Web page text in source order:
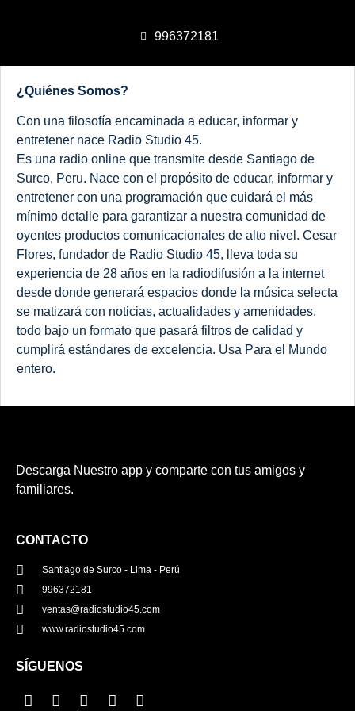
996372181
¿Quiénes Somos?
Con una filosofía encaminada a educar, informar y
entretener nace Radio Studio 45.
Es una radio online que transmite desde Santiago de
Surco, Peru. Nace con el propósito de educar, informar y
entretener con una programación que cuidará el más
mínimo detalle para garantizar a nuestra comunidad de
oyentes productos comunicacionales de alto nivel. Cesar
Flores, fundador de Radio Studio 45, lleva toda su
experiencia de 28 años en la radiodifusión a la internet
desde donde generará espacios donde la música selecta
se matizará con noticias, actualidades y amenidades,
todo bajo un formato que pasará filtros de calidad y
cumplirá estándares de excelencia. Usa Para el Mundo
entero.
Descarga Nuestro app y comparte con tus amigos y
familiares.
CONTACTO
Santiago de Surco - Lima - Perú
996372181
ventas@radiostudio45.com
www.radiostudio45.com
SÍGUENOS